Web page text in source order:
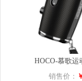
HOCO-慕歌运
销售价：